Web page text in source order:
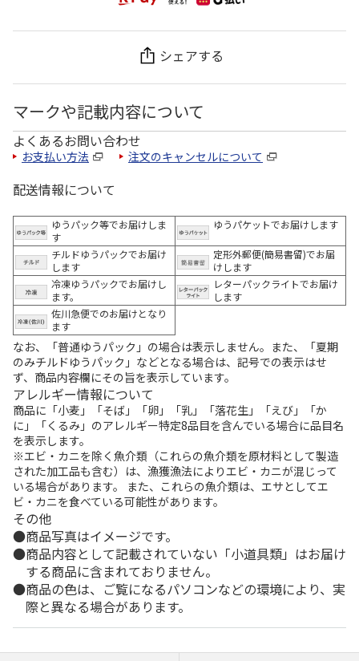
シェアする
マークや記載内容について
よくあるお問い合わせ
お支払い方法 注文のキャンセルについて
配送情報について
ゆうパック等でお届けしま
す
ゆうパケットでお届けします
チルドゆうパックでお届け
します
定形外郵便(簡易書留)でお届
けします
冷凍ゆうパックでお届けし
ます。
レターパックライトでお届け
します
佐川急便でのお届けとなり
ます
なお、「普通ゆうパック」の場合は表示しません。また、「夏期
のみチルドゆうパック」などとなる場合は、記号での表示はせ
ず、商品内容欄にその旨を表示しています。
アレルギー情報について
商品に「小麦」「そば」「卵」「乳」「落花生」「えび」「か
に」「くるみ」のアレルギー特定8品目を含んでいる場合に品目名
を表示します。
※エビ・カニを除く魚介類（これらの魚介類を原材料として製造
された加工品も含む）は、漁獲漁法によりエビ・カニが混じって
いる場合があります。 また、これらの魚介類は、エサとしてエ
ビ・カニを食べている可能性があります。
その他
商品写真はイメージです。
商品内容として記載されていない「小道具類」はお届け
する商品に含まれておりません。
商品の色は、ご覧になるパソコンなどの環境により、実
際と異なる場合があります。